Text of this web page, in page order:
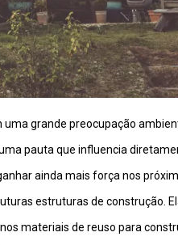
grande preocupação
pauta que influencia
ainda mais força nos
estruturas de construção.
materiais de reuso para